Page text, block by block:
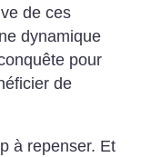
de ces
dynamique
pour
de
à repenser. Et